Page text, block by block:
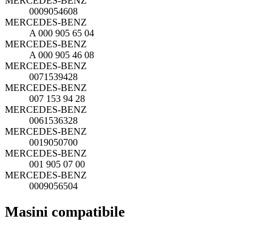
0009054608
MERCEDES-BENZ
A 000 905 65 04
MERCEDES-BENZ
A 000 905 46 08
MERCEDES-BENZ
0071539428
MERCEDES-BENZ
007 153 94 28
MERCEDES-BENZ
0061536328
MERCEDES-BENZ
0019050700
MERCEDES-BENZ
001 905 07 00
MERCEDES-BENZ
0009056504
Masini compatibile